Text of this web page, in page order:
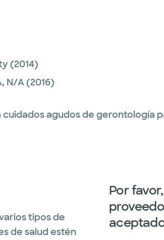
(2014)
N/A(2016)
cuidados agudos de
tipos de
de salud estén
Por